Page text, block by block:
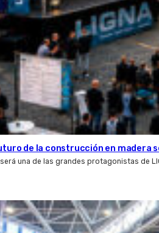
de la construcción en madera
una de las grandes protagonistas de